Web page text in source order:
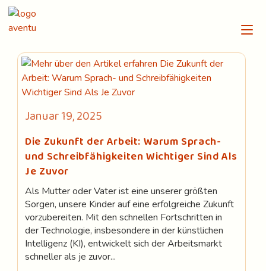
Zum
Inhalt
springen
Beitrag
veröffentlicht:
Januar 19, 2025
Die Zukunft der Arbeit: Warum Sprach-
und Schreibfähigkeiten Wichtiger Sind Als
Je Zuvor
Als Mutter oder Vater ist eine unserer größten
Sorgen, unsere Kinder auf eine erfolgreiche Zukunft
vorzubereiten. Mit den schnellen Fortschritten in
der Technologie, insbesondere in der künstlichen
Intelligenz (KI), entwickelt sich der Arbeitsmarkt
schneller als je zuvor...